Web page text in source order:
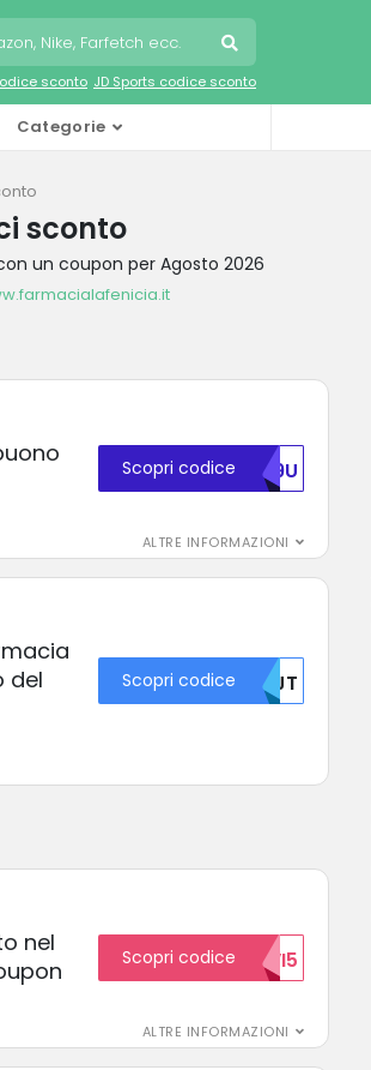
sconto JD Sports codice sconto
Categorie
sconto
un coupon per Agosto 2026
ALTRE INFORMAZIONI
Scopri codice NU9U
del
Scopri codice NTJT
nel
ALTRE INFORMAZIONI
Scopri codiceNUOVI5